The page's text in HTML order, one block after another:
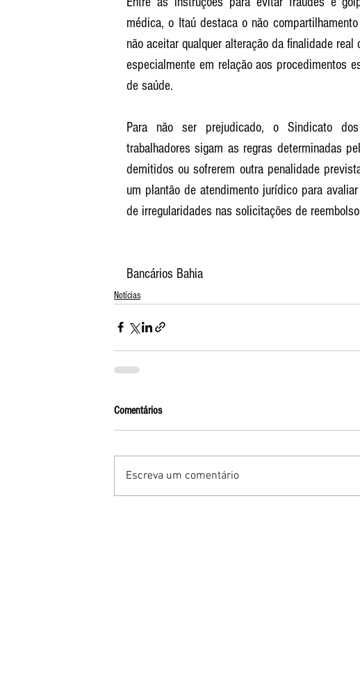
médica, o Itaú destaca o não
não aceitar qualquer alteração da finalidade
especialmente em relação aos procedimentos
de saúde.
Para não ser prejudicado, o Sindicato
trabalhadores sigam as regras determinadas
demitidos ou sofrerem outra penalidade
um plantão de atendimento jurídico para
de irregularidades nas solicitações de
Bancários Bahia
Notícias
Comentários
Escreva um comentário